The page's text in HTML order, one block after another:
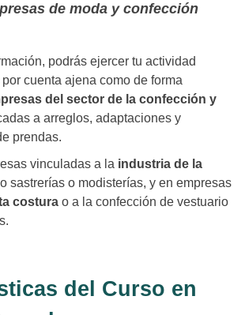
de moda y confección
podrás ejercer tu actividad
cuenta ajena como de forma
del sector de la confección y
a arreglos, adaptaciones y
prendas.
vinculadas a la industria de la
sastrerías o modisterías, y en empresas
costura o a la confección de vestuario
del Curso en